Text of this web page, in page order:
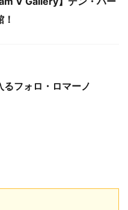
るフォロ・ロマーノ